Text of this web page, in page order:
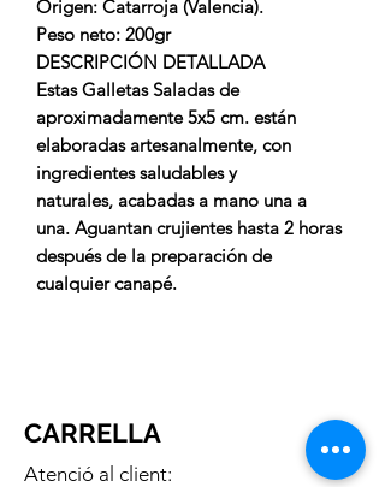
Origen: Catarroja (Valencia).
Peso neto: 200gr
DESCRIPCIÓN DETALLADA
Estas Galletas Saladas de
aproximadamente 5x5 cm. están
elaboradas artesanalmente, con
ingredientes saludables y
naturales, acabadas a mano una a
una. Aguantan crujientes hasta 2 horas
después de la preparación de
cualquier canapé.
CARRELLA
Atenció al client: